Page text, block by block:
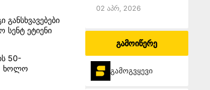
ეტიენი
50-
ხოლო
02 Აპრ, 2026
გამოიწერე
გამოგვყევი